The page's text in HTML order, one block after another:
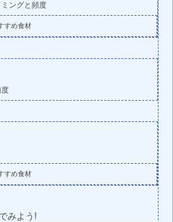
ングと頻度
すめ食材
度
すめ食材
みよう!